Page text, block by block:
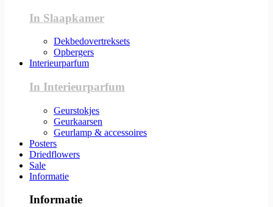
In Slaapkamer
Dekbedovertreksets
Opbergers
Interieurparfum
In Interieurparfum
Geurstokjes
Geurkaarsen
Geurlamp & accessoires
Posters
Driedflowers
Sale
Informatie
Informatie